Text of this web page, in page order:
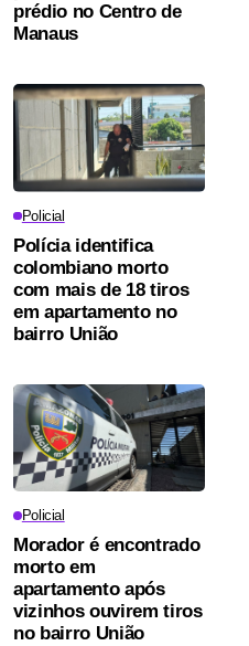
prédio no Centro de
Manaus
Policial
Polícia identifica
colombiano morto
com mais de 18 tiros
em apartamento no
bairro União
Policial
Morador é encontrado
morto em
apartamento após
vizinhos ouvirem tiros
no bairro União